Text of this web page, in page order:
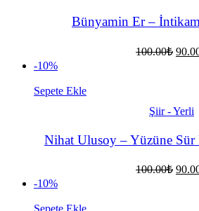
Bünyamin Er –
100.00₺
-10%
Sepete Ekle
Şiir - Yerli
Nihat Ulusoy – Yüzüne
100.00₺
-10%